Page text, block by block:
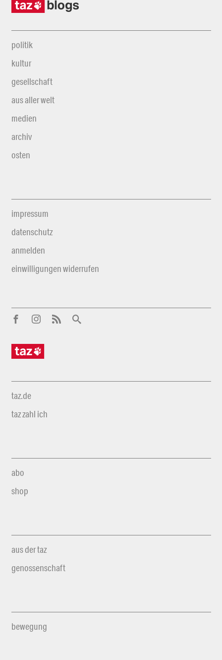
politik
kultur
gesellschaft
aus aller welt
medien
archiv
osten
impressum
datenschutz
anmelden
einwilligungen widerrufen
taz.de
taz zahl ich
abo
shop
aus der taz
genossenschaft
bewegung